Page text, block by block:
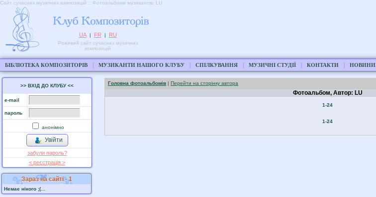
Сайт сучасних музичних композицій :: Фотоальбоми музикантів: LU
UA | FR | RU
Рожевий сайт сучасних музичних
композицій
БІБЛІОТЕКА КОМПОЗИТОРІВ МУЗИКАНТИ НАШОГО КЛУБУ СПІЛКУВАННЯ МУЗИЧНІ СТУДІЇ КОНТАКТИ НОВИНИ
>> ВХІД ДО КЛУБУ <<
e-mail
пароль
анонімно
Увійти
забули пароль?
< реєстрaція >
Зараз на сайті - 1
Немає нікого ;(...
Головна фотоальбомів | Перейти на сторінку автора
Фотоальбом, Автор: LU
1-24
1-24